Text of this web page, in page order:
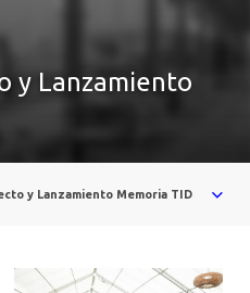
y Lanzamiento
y Lanzamiento Memoria TID